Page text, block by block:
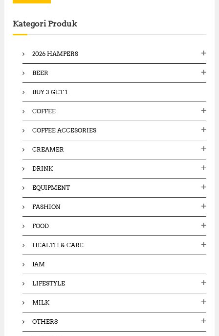
r
h
f
Kategori Produk
2026 HAMPERS
BEER
BUY 3 GET 1
COFFEE
COFFEE ACCESORIES
CREAMER
DRINK
EQUIPMENT
FASHION
FOOD
HEALTH & CARE
JAM
LIFESTYLE
MILK
OTHERS